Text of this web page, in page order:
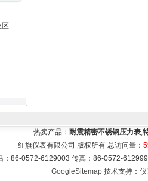
热卖产品： 耐震精密不锈钢压力表,
红旗仪表有限公司 版权所有 总访问量：
：86-0572-6129003 传真：86-0572-
GoogleSitemap技术支持： 仪